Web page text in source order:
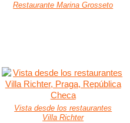
Restaurante Marina Grosseto
Vista desde los restaurantes
Villa Richter